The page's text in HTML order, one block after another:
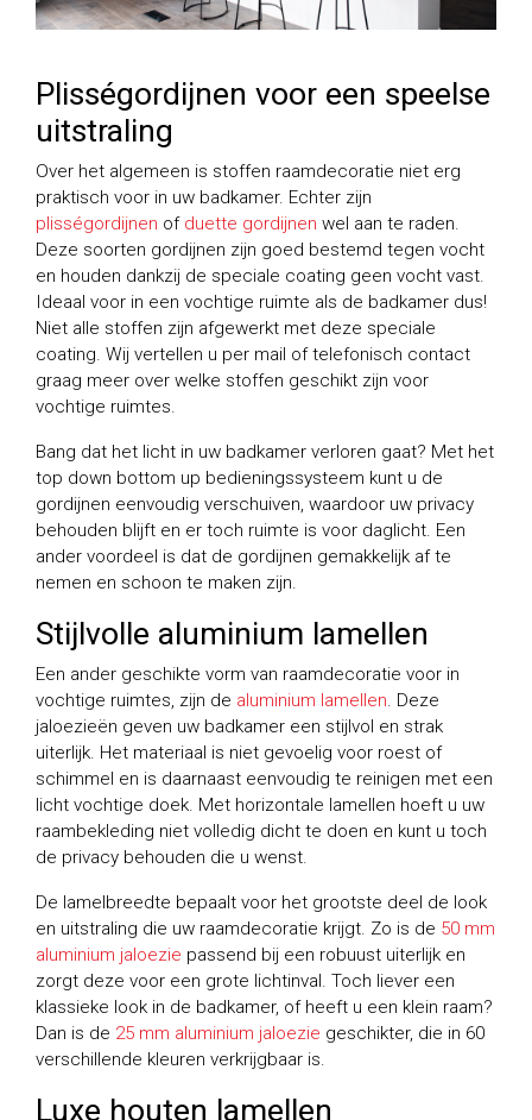
Plisségordijnen voor een speelse
uitstraling
Over het algemeen is stoffen raamdecoratie niet erg
praktisch voor in uw badkamer. Echter zijn
plisségordijnen of duette gordijnen wel aan te raden.
Deze soorten gordijnen zijn goed bestemd tegen vocht
en houden dankzij de speciale coating geen vocht vast.
Ideaal voor in een vochtige ruimte als de badkamer dus!
Niet alle stoffen zijn afgewerkt met deze speciale
coating. Wij vertellen u per mail of telefonisch contact
graag meer over welke stoffen geschikt zijn voor
vochtige ruimtes.
Bang dat het licht in uw badkamer verloren gaat? Met het
top down bottom up bedieningssysteem kunt u de
gordijnen eenvoudig verschuiven, waardoor uw privacy
behouden blijft en er toch ruimte is voor daglicht. Een
ander voordeel is dat de gordijnen gemakkelijk af te
nemen en schoon te maken zijn.
Stijlvolle aluminium lamellen
Een ander geschikte vorm van raamdecoratie voor in
vochtige ruimtes, zijn de aluminium lamellen. Deze
jaloezieën geven uw badkamer een stijlvol en strak
uiterlijk. Het materiaal is niet gevoelig voor roest of
schimmel en is daarnaast eenvoudig te reinigen met een
licht vochtige doek. Met horizontale lamellen hoeft u uw
raambekleding niet volledig dicht te doen en kunt u toch
de privacy behouden die u wenst.
De lamelbreedte bepaalt voor het grootste deel de look
en uitstraling die uw raamdecoratie krijgt. Zo is de 50 mm
aluminium jaloezie passend bij een robuust uiterlijk en
zorgt deze voor een grote lichtinval. Toch liever een
klassieke look in de badkamer, of heeft u een klein raam?
Dan is de 25 mm aluminium jaloezie geschikter, die in 60
verschillende kleuren verkrijgbaar is.
Luxe houten lamellen